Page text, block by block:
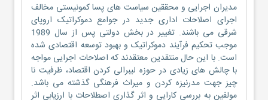
مدیران اجرایی و محققین سیاست های پسا کمونیستی مخالف
اجرای اصلاحات اداری جدید در جوامع دموکراتیک اروپای
شرقی می باشند. تغییر در بخش دولتی پس از سال 1989
موجب تحکیم فرآیند دموکراتیک و بهبود توسعه اقتصادی شده
است. با این حال منتقدین معتقدند که اصلاحات اجرایی مواجه
با چالش های زیادی در حوزه لیبرالی کردن اقتصاد، ظرفیت نا
چیز جهت مدرنیزه کردن و میراث فرهنگی گذشته می باشد.
مولفین به بررسی کارایی و اثر گذاری اصطلاحات با ارزیابی اثر